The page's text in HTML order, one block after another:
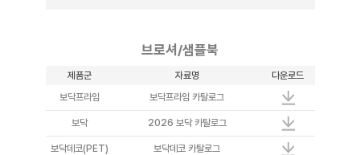
브로셔/샘플북
제품군 자료명
다운로드
보닥프라임
보닥프라임 카탈로그
보닥 2026 보닥 카탈로그
보닥데코(PET) 보닥데코 카탈로그